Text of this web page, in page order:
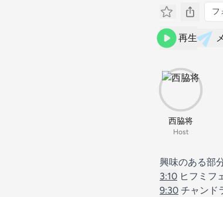
フ
再生
西脇将
Host
興味のある部
3:10 ヒフミフ
9:30 チャンド